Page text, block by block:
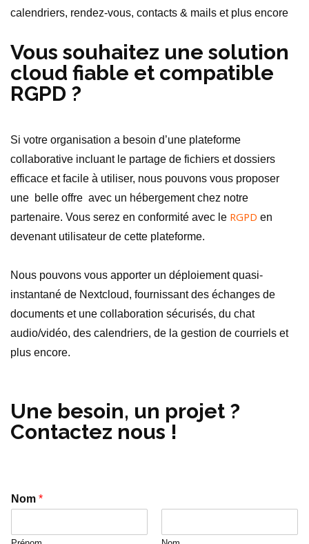
calendriers, rendez-vous, contacts & mails et plus encore
Vous souhaitez une solution
cloud fiable et compatible
RGPD ?
Si votre organisation a besoin d’une plateforme
collaborative incluant le partage de fichiers et dossiers
efficace et facile à utiliser, nous pouvons vous proposer
une belle offre avec un hébergement chez notre
partenaire. Vous serez en conformité avec le RGPD en
devenant utilisateur de cette plateforme.
Nous pouvons vous apporter un déploiement quasi-
instantané de Nextcloud, fournissant des échanges de
documents et une collaboration sécurisés, du chat
audio/vidéo, des calendriers, de la gestion de courriels et
plus encore.
Une besoin, un projet ?
Contactez nous !
Nom *